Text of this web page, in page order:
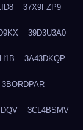
37X9FZP9
39D3U3A0
3A43DKQP
3BORDPAR
3CL4BSMV